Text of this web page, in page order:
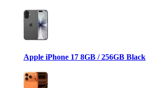
Apple iPhone 17 8GB / 256GB Black